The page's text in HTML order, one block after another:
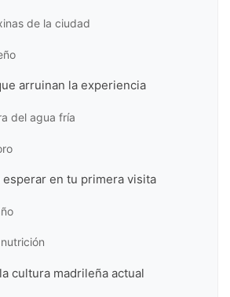
de la ciudad
arruinan la experiencia
del agua fría
esperar en tu primera visita
cultura madrileña actual